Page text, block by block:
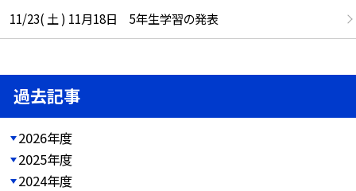
11/23( 土 ) 11月18日 5年生学習の発表
過去記事
2026年度
2025年度
2024年度